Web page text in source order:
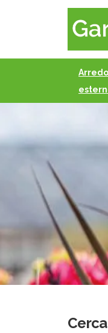
Arredo
Cerca